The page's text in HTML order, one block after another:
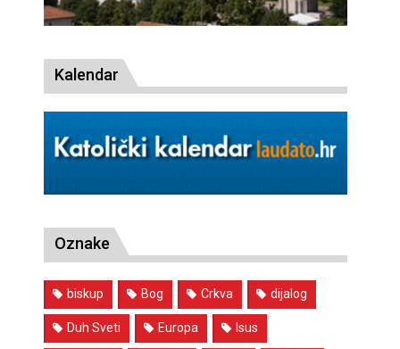
Kalendar
Oznake
biskup Bog Crkva dijalog
Duh Sveti Europa Isus